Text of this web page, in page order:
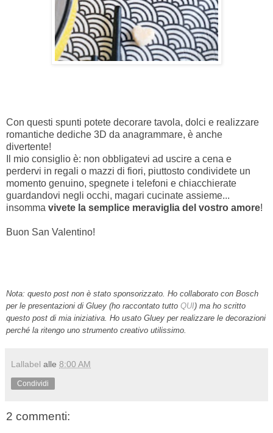
Con questi spunti potete decorare tavola, dolci e realizzare
romantiche dediche 3D da anagrammare, è anche
divertente!
Il mio consiglio è: non obbligatevi ad uscire a cena e
perdervi in regali o mazzi di fiori, piuttosto condividete un
momento genuino, spegnete i telefoni e chiacchierate
guardandovi negli occhi, magari cucinate assieme...
insomma vivete la semplice meraviglia del vostro amore!
Buon San Valentino!
Nota: questo post non è stato sponsorizzato. Ho collaborato con Bosch
per le presentazioni di Gluey (ho raccontato tutto QUI) ma ho scritto
questo post di mia iniziativa. Ho usato Gluey per realizzare le decorazioni
perché la ritengo uno strumento creativo utilissimo.
Lallabel alle 8:00 AM
Condividi
2 commenti: